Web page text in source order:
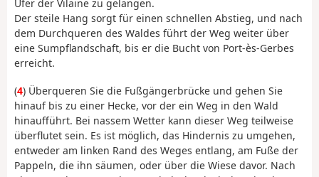
Ufer der Vilaine zu gelangen.
Der steile Hang sorgt für einen schnellen Abstieg, und nach
dem Durchqueren des Waldes führt der Weg weiter über
eine Sumpflandschaft, bis er die Bucht von Port-ès-Gerbes
erreicht.
(4) Überqueren Sie die Fußgängerbrücke und gehen Sie
hinauf bis zu einer Hecke, vor der ein Weg in den Wald
hinaufführt. Bei nassem Wetter kann dieser Weg teilweise
überflutet sein. Es ist möglich, das Hindernis zu umgehen,
entweder am linken Rand des Weges entlang, am Fuße der
Pappeln, die ihn säumen, oder über die Wiese davor. Nach